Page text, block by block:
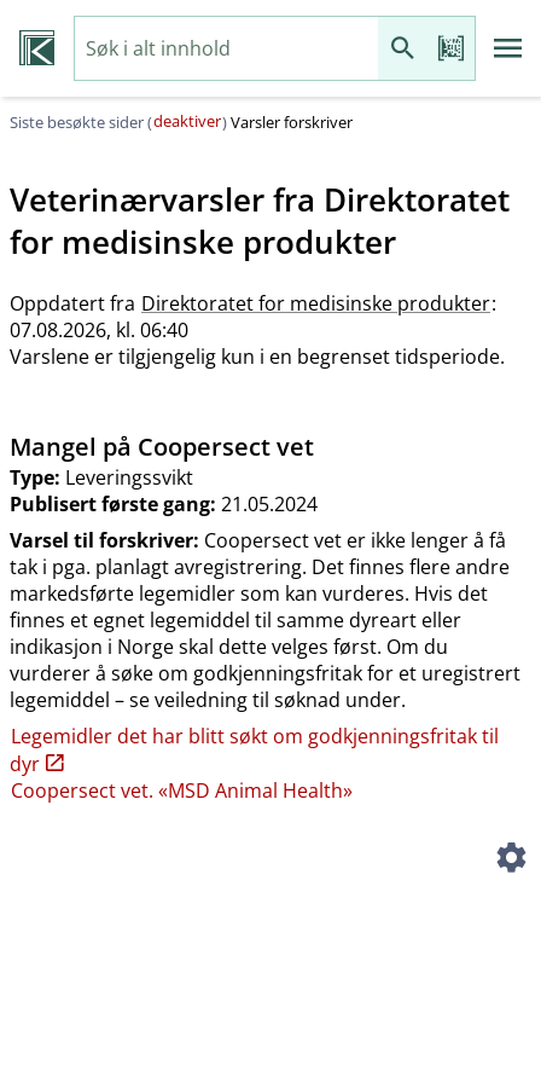
Siste besøkte sider (deaktiver)Varsler forskriver
Veterinærvarsler fra Direktoratet
for medisinske produkter
Oppdatert fra Direktoratet for medisinske produkter:
07.08.2026, kl. 06:40
Varslene er tilgjengelig kun i en begrenset tidsperiode.
Mangel på Coopersect vet
Type: Leveringssvikt
Publisert første gang: 21.05.2024
Varsel til forskriver: Coopersect vet er ikke lenger å få
tak i pga. planlagt avregistrering. Det finnes flere andre
markedsførte legemidler som kan vurderes. Hvis det
finnes et egnet legemiddel til samme dyreart eller
indikasjon i Norge skal dette velges først. Om du
vurderer å søke om godkjenningsfritak for et uregistrert
legemiddel – se veiledning til søknad under.
Legemidler det har blitt søkt om godkjenningsfritak til
dyr
Coopersect vet. «MSD Animal Health»